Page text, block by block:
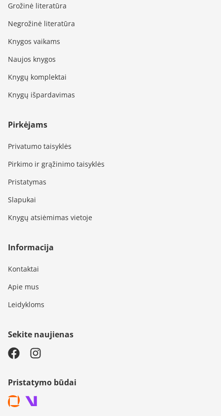
Grožinė literatūra
Negrožinė literatūra
Knygos vaikams
Naujos knygos
Knygų komplektai
Knygų išpardavimas
Pirkėjams
Privatumo taisyklės
Pirkimo ir grąžinimo taisyklės
Pristatymas
Slapukai
Knygų atsiėmimas vietoje
Informacija
Kontaktai
Apie mus
Leidykloms
Sekite naujienas
Pristatymo būdai